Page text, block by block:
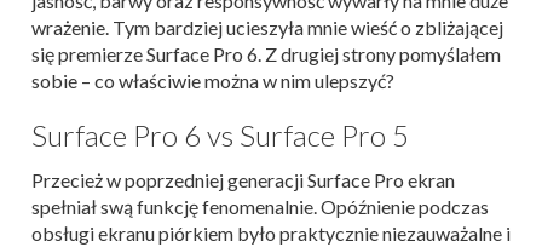
wrażenie. Tym bardziej ucieszyła mnie wieść o zbliżającej
się premierze Surface Pro 6. Z drugiej strony pomyślałem
sobie – co właściwie można w nim ulepszyć?
Surface Pro 6 vs Surface Pro 5
Przecież w poprzedniej generacji Surface Pro ekran
spełniał swą funkcję fenomenalnie. Opóźnienie podczas
obsługi ekranu piórkiem było praktycznie niezauważalne i